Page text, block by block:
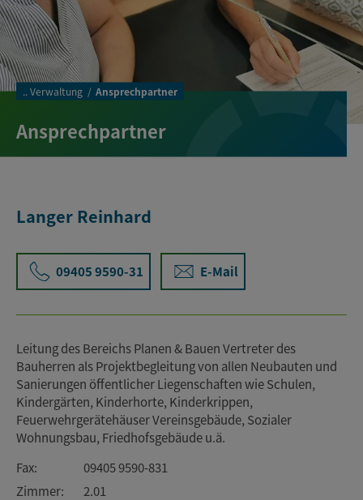
.. Verwaltung Ansprechpartner
Ansprechpartner
Langer Reinhard
09405 9590-31 E-Mail
Leitung des Bereichs Planen & Bauen Vertreter des
Bauherren als Projektbegleitung von allen Neubauten und
Sanierungen öffentlicher Liegenschaften wie Schulen,
Kindergärten, Kinderhorte, Kinderkrippen,
Feuerwehrgerätehäuser Vereinsgebäude, Sozialer
Wohnungsbau, Friedhofsgebäude u.ä.
Fax:
09405 9590-831
Zimmer:
2.01